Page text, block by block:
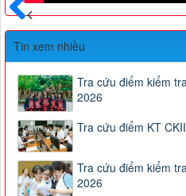
Trước
Tin xem nhiều
Tra cứu điểm kiểm
2026
Tra cứu điểm KT
Tra cứu điểm kiểm
2026